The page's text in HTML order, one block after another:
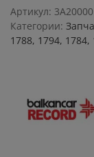
Д
3900
5к.
Артикул:
Категории:
1788, 1794, 1784,